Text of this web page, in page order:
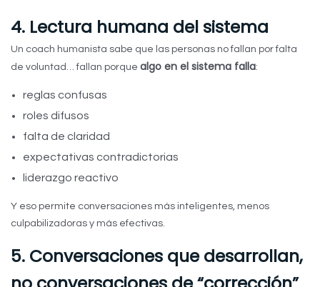
4. Lectura humana del sistema
Un coach humanista sabe que las personas no fallan por falta
de voluntad… fallan porque algo en el sistema falla:
reglas confusas
roles difusos
falta de claridad
expectativas contradictorias
liderazgo reactivo
Y eso permite conversaciones más inteligentes, menos
culpabilizadoras y más efectivas.
5. Conversaciones que desarrollan,